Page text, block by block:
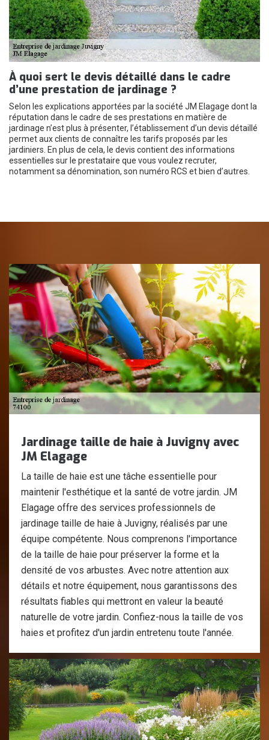
À quoi sert le devis détaillé dans le cadre
d’une prestation de jardinage ?
Selon les explications apportées par la société JM Elagage dont la
réputation dans le cadre de ses prestations en matière de
jardinage n’est plus à présenter, l’établissement d’un devis détaillé
permet aux clients de connaître les tarifs proposés par les
jardiniers. En plus de cela, le devis contient des informations
essentielles sur le prestataire que vous voulez recruter,
notamment sa dénomination, son numéro RCS et bien d’autres.
Jardinage taille de haie à Juvigny avec
JM Elagage
La taille de haie est une tâche essentielle pour
maintenir l'esthétique et la santé de votre jardin. JM
Elagage offre des services professionnels de
jardinage taille de haie à Juvigny, réalisés par une
équipe compétente. Nous comprenons l'importance
de la taille de haie pour préserver la forme et la
densité de vos arbustes. Avec notre attention aux
détails et notre équipement, nous garantissons des
résultats fiables qui mettront en valeur la beauté
naturelle de votre jardin. Confiez-nous la taille de vos
haies et profitez d'un jardin entretenu toute l'année.